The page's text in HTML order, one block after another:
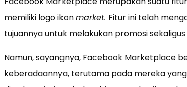
memiliki logo ikonmarket. Fitur ini telah
tujuannya untuk melakukan promosi
Namun, sayangnya, Facebook Marketplace
keberadaannya, terutama pada mereka